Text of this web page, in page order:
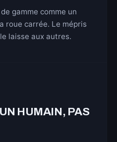
gamme comme un
roue carrée. Le mépris
laisse aux autres.
HUMAIN, PAS